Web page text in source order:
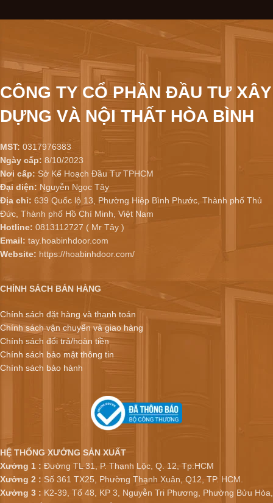
CÔNG TY CỔ PHẦN ĐẦU TƯ XÂY
DỰNG VÀ NỘI THẤT HÒA BÌNH
MST: 0317976383
Ngày cấp: 8/10/2023
Nơi cấp: Sở Kế Hoạch Đầu Tư TPHCM
Đại diện: Nguyễn Ngọc Tây
Địa chỉ: 639 Quốc lộ 13, Phường Hiệp Bình Phước, Thành phố Thủ
Đức, Thành phố Hồ Chí Minh, Việt Nam
Hotline: 0813112727 ( Mr Tây )
Email: tay.hoabinhdoor.com
Website: https://hoabinhdoor.com/
CHÍNH SÁCH BÁN HÀNG
Chính sách đặt hàng và thanh toán
Chính sách vận chuyển và giao hàng
Chính sách đổi trả/hoàn tiền
Chính sách bảo mật thông tin
Chính sách bảo hành
HỆ THỐNG XƯỞNG SẢN XUẤT
Xưởng 1 : Đường TL 31, P. Thạnh Lộc, Q. 12, Tp.HCM
Xưởng 2 : Số 361 TX25, Phường Thạnh Xuân, Q12, TP. HCM.
Xưởng 3 : K2-39, Tổ 48, KP 3, Nguyễn Tri Phương, Phường Bửu Hòa,